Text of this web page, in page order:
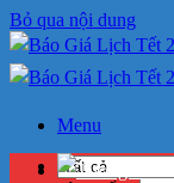
Bỏ qua nội dung
Menu